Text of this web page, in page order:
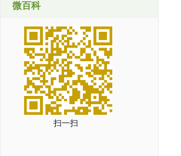
微百科
扫一扫